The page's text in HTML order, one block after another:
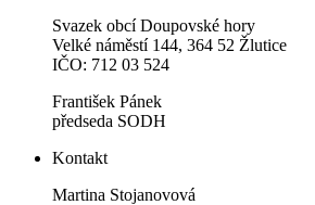
Svazek obcí Doupovské hory
Velké náměstí 144, 364 52 Žlutice
IČO: 712 03 524
František Pánek
předseda SODH
Kontakt
Martina Stojanovová